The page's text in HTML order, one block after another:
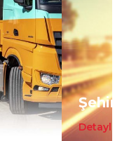
Detaylar